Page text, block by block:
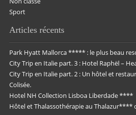
Sport
Articles récents
Park Hyatt Mallorca ***** : le plus beau
City Trip en Italie part. 3 : Hotel Raphël –
City Trip en Italie part. 2 : Un hôtel et
Colisée.
Hotel NH Collection Lisboa Liberdade ****
Hôtel et Thalassothérapie au Thalazur****